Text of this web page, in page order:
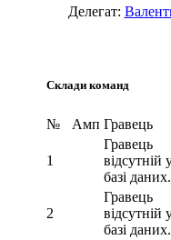
Делегат:
Склади команд
№ Амп Гравець
1
Гравець
відсутній
базі даних.
2
Гравець
відсутній
базі даних.